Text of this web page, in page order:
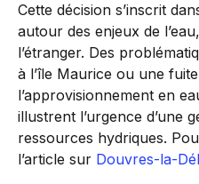
Cette décision s’inscrit
autour des enjeux de
l’étranger. Des
à l’île Maurice ou une
l’approvisionnement en
illustrent l’urgence d’une
ressources hydriques.
l’article sur Douvres-la-